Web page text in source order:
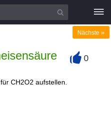
Nächste »
0
CH2O2 aufstellen.